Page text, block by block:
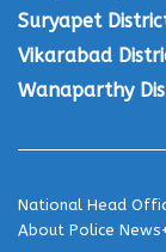
Suryapet
Vikarabad
Wanaparthy
National Head
About Police